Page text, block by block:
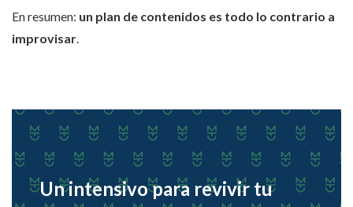
En resumen: un plan de contenidos es todo lo contrario a
improvisar
Un intensivo para revivir tu